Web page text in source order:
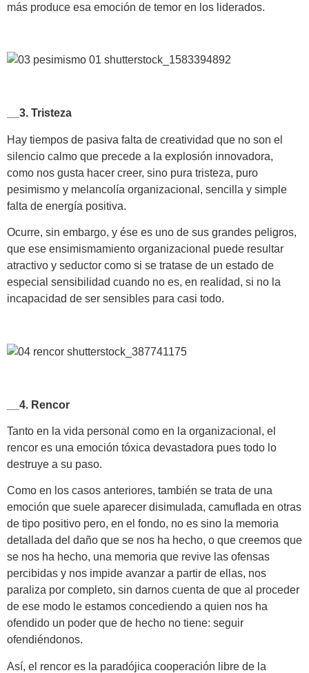
más produce esa emoción de temor en los liderados.
__3. Tristeza
Hay tiempos de pasiva falta de creatividad que no son el
silencio calmo que precede a la explosión innovadora,
como nos gusta hacer creer, sino pura tristeza, puro
pesimismo y melancolía organizacional, sencilla y simple
falta de energía positiva.
Ocurre, sin embargo, y ése es uno de sus grandes peligros,
que ese ensimismamiento organizacional puede resultar
atractivo y seductor como si se tratase de un estado de
especial sensibilidad cuando no es, en realidad, si no la
incapacidad de ser sensibles para casi todo.
__4. Rencor
Tanto en la vida personal como en la organizacional, el
rencor es una emoción tóxica devastadora pues todo lo
destruye a su paso.
Como en los casos anteriores, también se trata de una
emoción que suele aparecer disimulada, camuflada en otras
de tipo positivo pero, en el fondo, no es sino la memoria
detallada del daño que se nos ha hecho, o que creemos que
se nos ha hecho, una memoria que revive las ofensas
percibidas y nos impide avanzar a partir de ellas, nos
paraliza por completo, sin darnos cuenta de que al proceder
de ese modo le estamos concediendo a quien nos ha
ofendido un poder que de hecho no tiene: seguir
ofendiéndonos.
Así, el rencor es la paradójica cooperación libre de la